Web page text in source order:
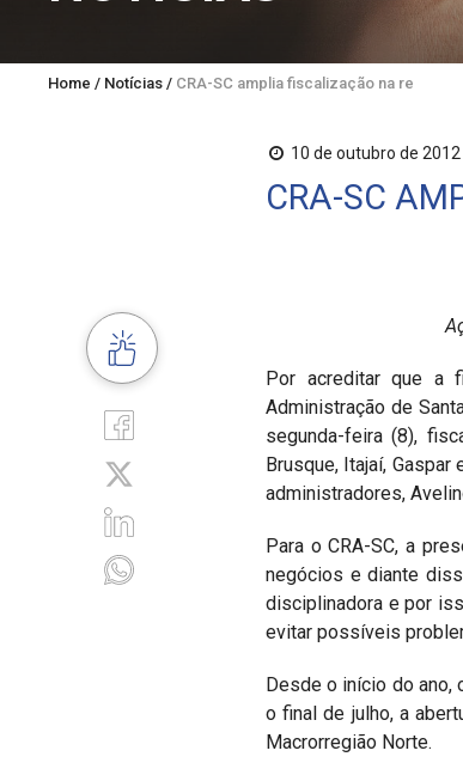
Home / Notícias / CRA-SC amplia fiscalização na região
10 de outubro de 2012
CRA-SC
Por acreditar que a
Administração de
segunda-feira (8),
Brusque, Itajaí,
administradores,
Para o CRA-SC, a
negócios e diante
disciplinadora e por
evitar possíveis
Desde o início do ano,
o final de julho, a
Macrorregião Norte.